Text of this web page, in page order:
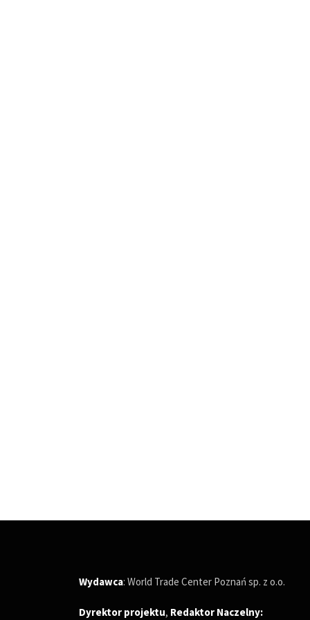
Wydawca: World Trade Center Poznań sp. z o.o.
Dyrektor projektu, Redaktor Naczelny: